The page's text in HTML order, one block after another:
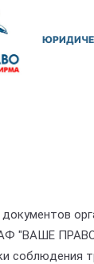
"ВАШЕ
соблюдения